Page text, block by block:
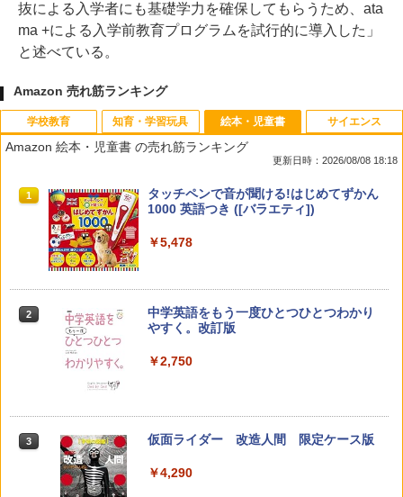
抜による入学者にも基礎学力を確保してもらうため、ata
ma +による入学前教育プログラムを試行的に導入した」
と述べている。
Amazon 売れ筋ランキング
学校教育
1 教育者のためのコーチング入門
2 先生のためのGoogle AI完全攻略図鑑
￥-
3
カウンセリングとは何か 変化するという
知育・学習玩具
1
Amazon Fire HD 10 キッズモデル (10イ
ンチ) ピンク 対象年齢3歳から 数千点の
2
パイロット スイスイおえかき for Study
何回も書ける! れんしゅうボード ひらが
な・カタカナ・すうじ・ABC 3歳以上 知
育
【くもん出版公式特別セット】くもん出
版(KUMON PUBLISHING) くもんの日本
絵本・児童書
Amazon 絵本・児童書 の売れ筋ランキング
更新日時：2026/08/08 18:18
1
タッチペンで音が聞ける!はじめてずかん
1000 英語つき ([バラエティ])
￥5,478
2
中学英語をもう一度ひとつひとつわかり
やすく。改訂版
￥2,750
3 仮面ライダー 改造人間 限定ケース版
￥4,290
サイエンス